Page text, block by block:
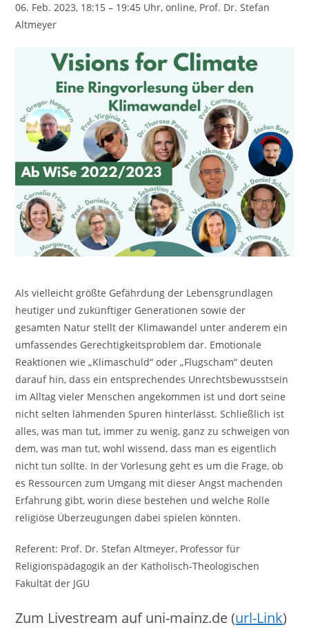
06. Feb. 2023, 18:15 – 19:45 Uhr, online, Prof. Dr. Stefan
Altmeyer
Als vielleicht größte Gefährdung der Lebensgrundlagen
heutiger und zukünftiger Generationen sowie der
gesamten Natur stellt der Klimawandel unter anderem ein
umfassendes Gerechtigkeitsproblem dar. Emotionale
Reaktionen wie „Klimaschuld“ oder „Flugscham“ deuten
darauf hin, dass ein entsprechendes Unrechtsbewusstsein
im Alltag vieler Menschen angekommen ist und dort seine
nicht selten lähmenden Spuren hinterlässt. Schließlich ist
alles, was man tut, immer zu wenig, ganz zu schweigen von
dem, was man tut, wohl wissend, dass man es eigentlich
nicht tun sollte. In der Vorlesung geht es um die Frage, ob
es Ressourcen zum Umgang mit dieser Angst machenden
Erfahrung gibt, worin diese bestehen und welche Rolle
religiöse Überzeugungen dabei spielen könnten.
Referent: Prof. Dr. Stefan Altmeyer, Professor für
Religionspädagogik an der Katholisch-Theologischen
Fakultät der JGU
Zum Livestream auf uni-mainz.de (url-Link)